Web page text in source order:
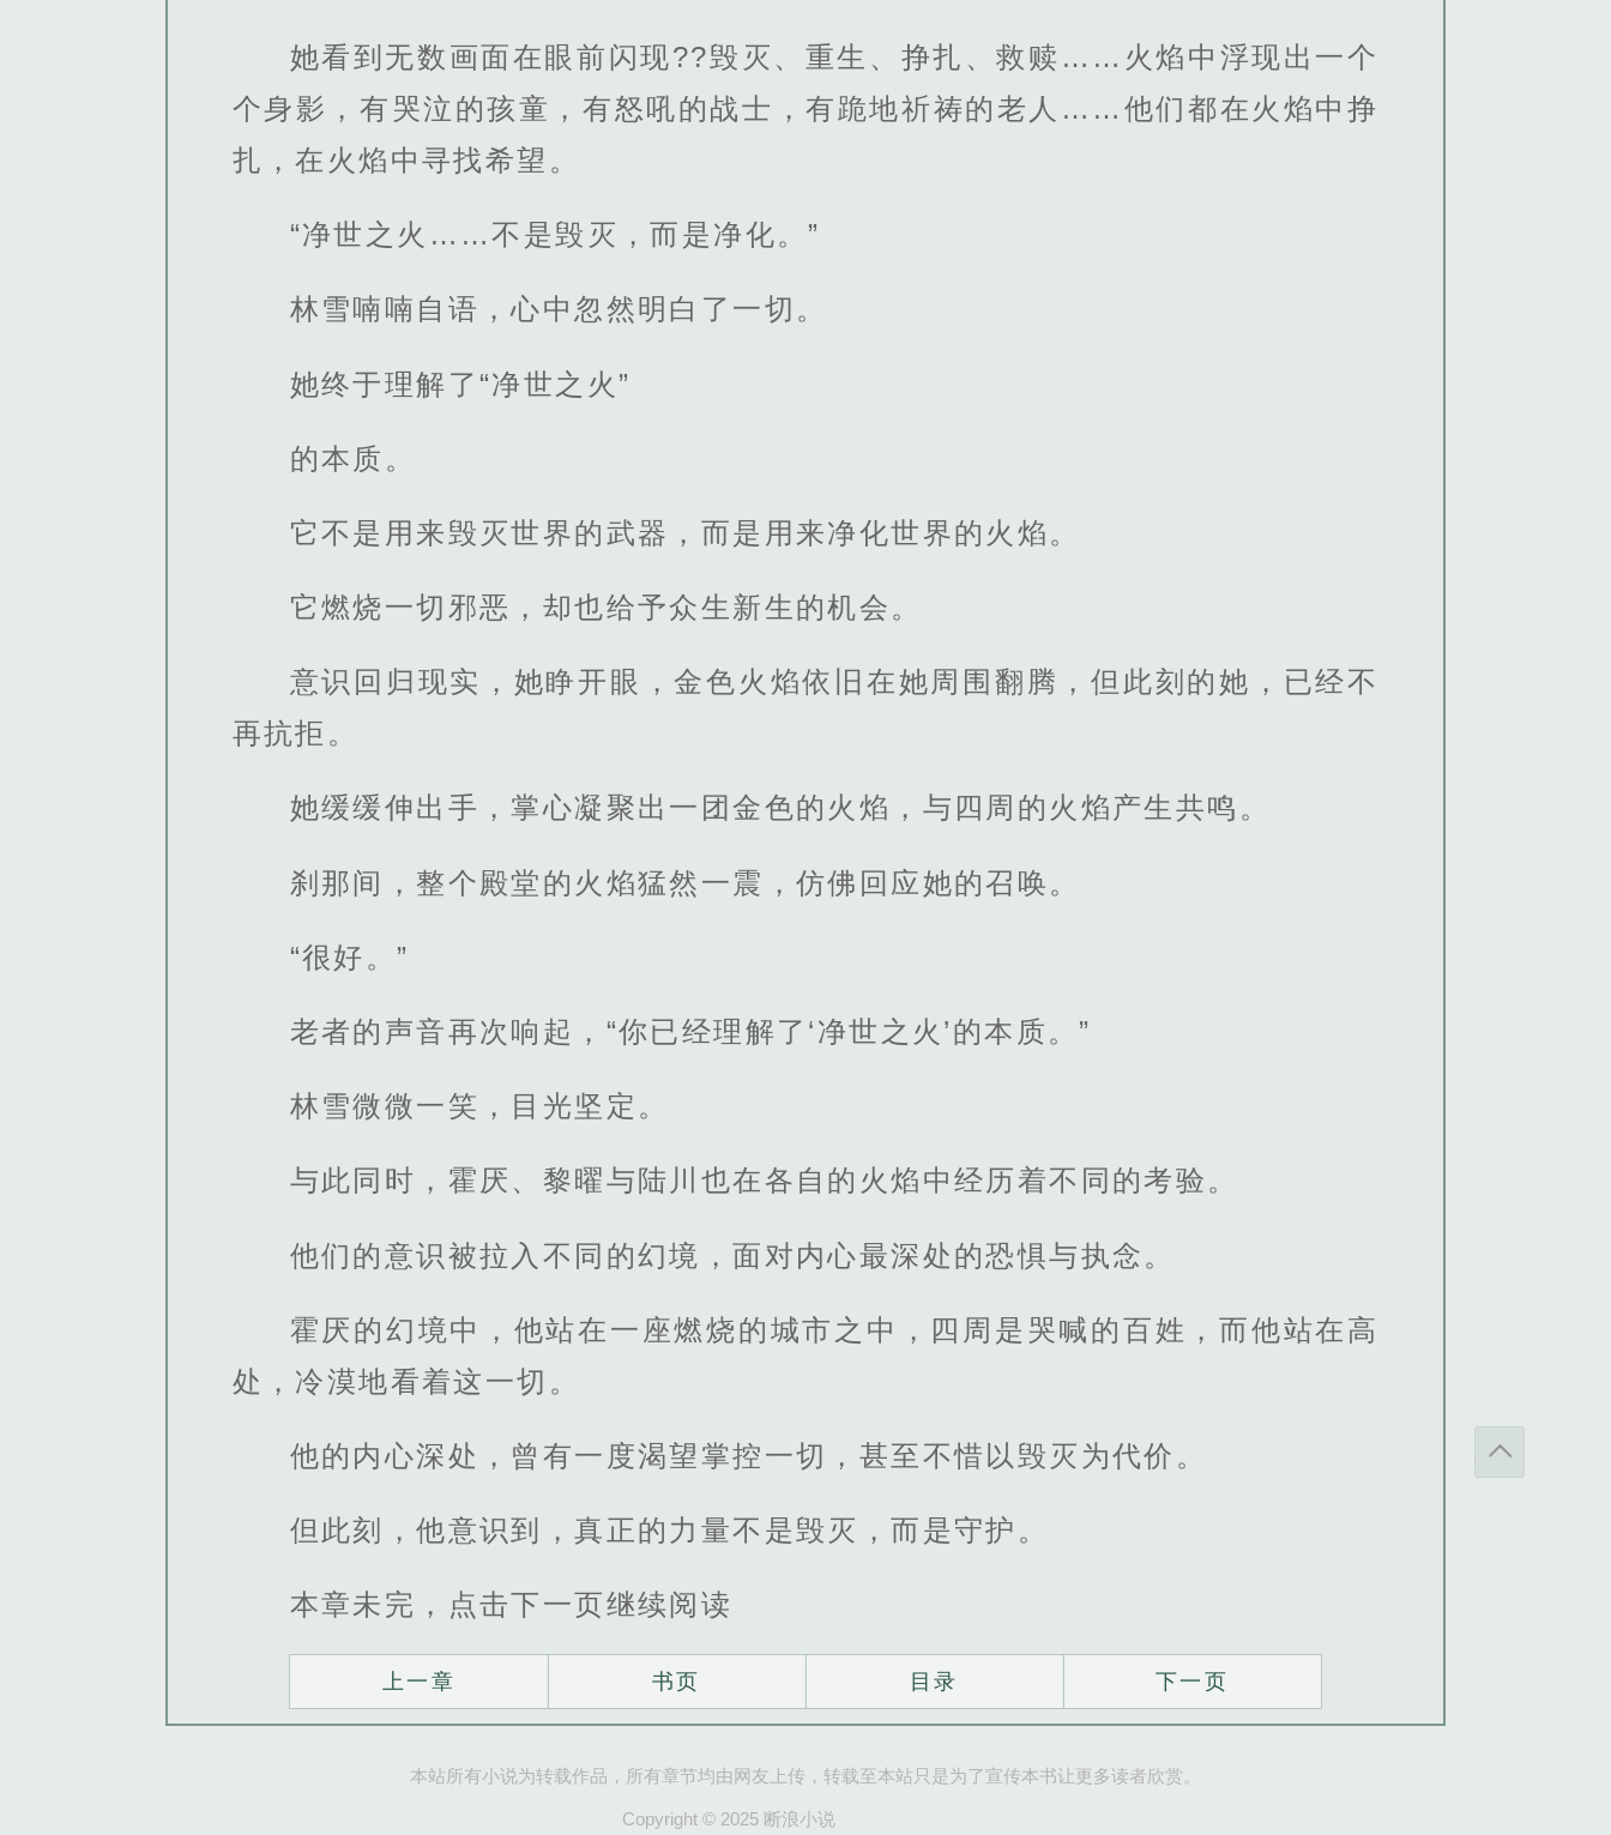
她看到无数画面在眼前闪现??毁灭、重生、挣扎、救赎……火焰中浮现出一个
个身影，有哭泣的孩童，有怒吼的战士，有跪地祈祷的老人……他们都在火焰中挣
扎，在火焰中寻找希望。
“净世之火……不是毁灭，而是净化。”
林雪喃喃自语，心中忽然明白了一切。
她终于理解了“净世之火”
的本质。
它不是用来毁灭世界的武器，而是用来净化世界的火焰。
它燃烧一切邪恶，却也给予众生新生的机会。
意识回归现实，她睁开眼，金色火焰依旧在她周围翻腾，但此刻的她，已经不
再抗拒。
她缓缓伸出手，掌心凝聚出一团金色的火焰，与四周的火焰产生共鸣。
刹那间，整个殿堂的火焰猛然一震，仿佛回应她的召唤。
“很好。”
老者的声音再次响起，“你已经理解了‘净世之火’的本质。”
林雪微微一笑，目光坚定。
与此同时，霍厌、黎曜与陆川也在各自的火焰中经历着不同的考验。
他们的意识被拉入不同的幻境，面对内心最深处的恐惧与执念。
霍厌的幻境中，他站在一座燃烧的城市之中，四周是哭喊的百姓，而他站在高
处，冷漠地看着这一切。
他的内心深处，曾有一度渴望掌控一切，甚至不惜以毁灭为代价。
但此刻，他意识到，真正的力量不是毁灭，而是守护。
本章未完，点击下一页继续阅读
上一章 书页 目录 下一页
本站所有小说为转载作品，所有章节均由网友上传，转载至本站只是为了宣传本书让更多读者欣赏。
Copyright © 2025 断浪小说